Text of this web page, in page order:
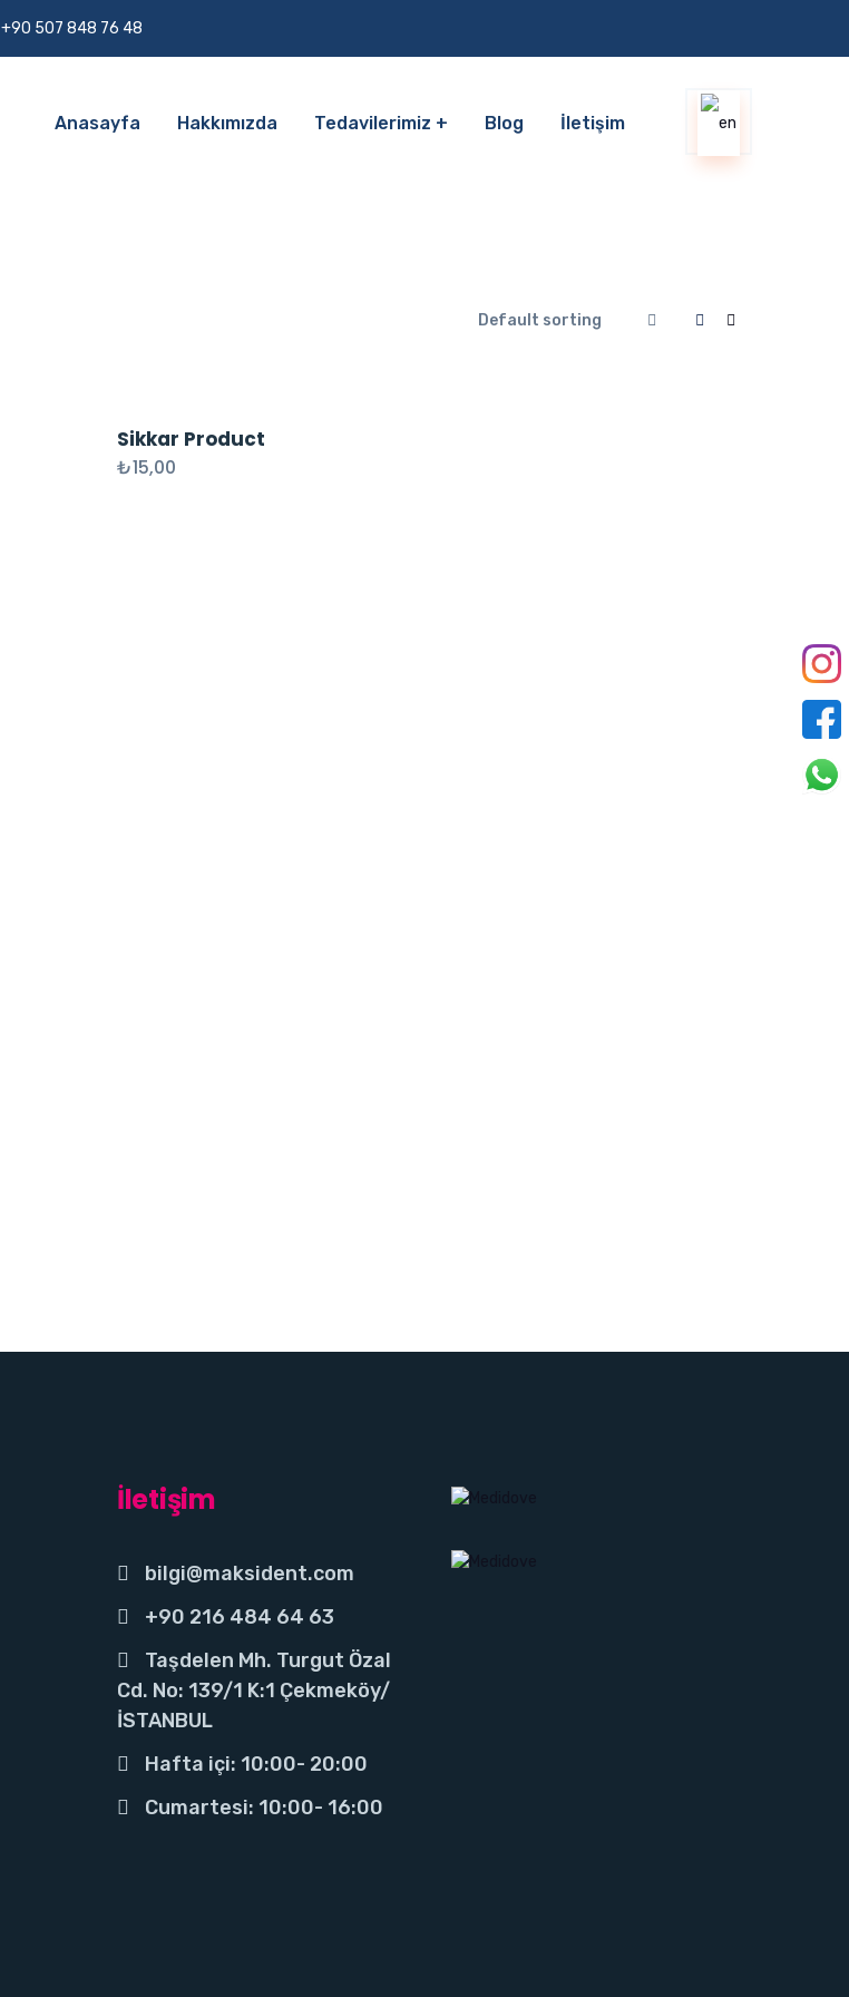
+90 507 848 76 48
Anasayfa Hakkımızda Tedavilerimiz Blog İletişim
Sikkar Product
₺15,00
İletişim
bilgi@maksident.com
+90 216 484 64 63
Taşdelen Mh. Turgut Özal
Cd. No: 139/1 K:1 Çekmeköy/
İSTANBUL
Hafta içi: 10:00- 20:00
Cumartesi: 10:00- 16:00